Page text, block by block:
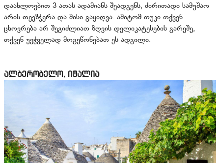
დაახლოებით 3 ათას ადამიანს შეადგენს, ძირითადი სამუშაო
არის თევზჭერა და მისი გაყიდვა. ამიტომ თუკი თქვენ
ცხოვრება არ შეგიძლიათ ზღვის დელიკატესების გარეშე,
თქვენ უეჭველად მოგეწონებათ ეს ადგილი.
ალბერობელო, იტალია